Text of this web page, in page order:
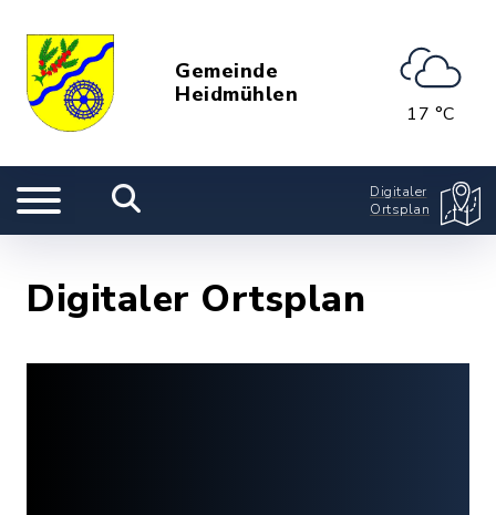
Gemeinde
Heidmühlen
17 °C
Digitaler
Ortsplan
Digitaler Ortsplan